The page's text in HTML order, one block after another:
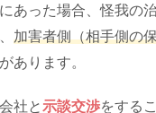
あった場合、怪我の
加害者側（相手側の
あります。
社と示談交渉をする